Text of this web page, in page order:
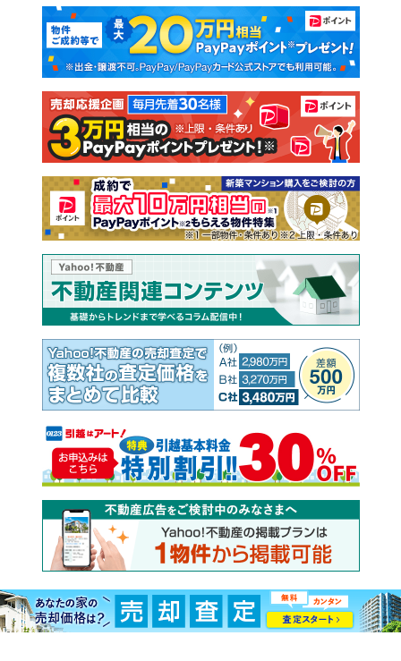
新築マンション 中古マンション
新築一戸建て 中古一戸建て
注文住宅 土地
売却査定
マンションカタログ 教えて！住まいの先生